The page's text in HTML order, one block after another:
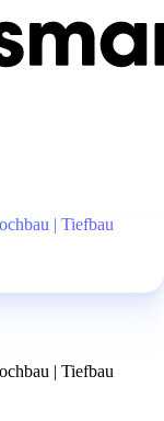
| Tiefbau
| Tiefbau